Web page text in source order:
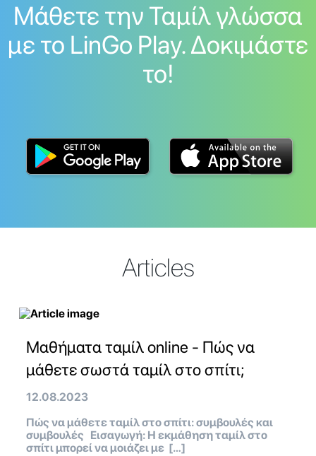
Μάθετε την Ταμίλ γλώσσα
με το LinGo Play. Δοκιμάστε
το!
Articles
Μαθήματα ταμίλ online - Πώς να
μάθετε σωστά ταμίλ στο σπίτι;
12.08.2023
Πώς να μάθετε ταμίλ στο σπίτι: συμβουλές και
συμβουλές Εισαγωγή: Η εκμάθηση ταμίλ στο
σπίτι μπορεί να μοιάζει με […]